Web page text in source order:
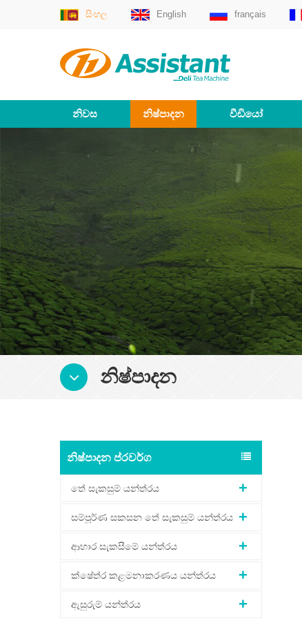
සිංහල English français
නිවස නිෂ්පාදන වීඩියෝ
නිෂ්පාදන
නිෂ්පාදන ප්රවර්ග
තේ සැකසුම් යන්ත්රය
සම්පූර්ණ සකසන තේ සැකසුම් යන්ත්රය
ආහාර සැකසීමේ යන්ත්රය
ක්ෂේත්ර කළමනාකරණය යන්ත්රය
ඇසුරුම් යන්ත්රය